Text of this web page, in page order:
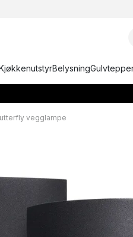
Belysning
vegglampe